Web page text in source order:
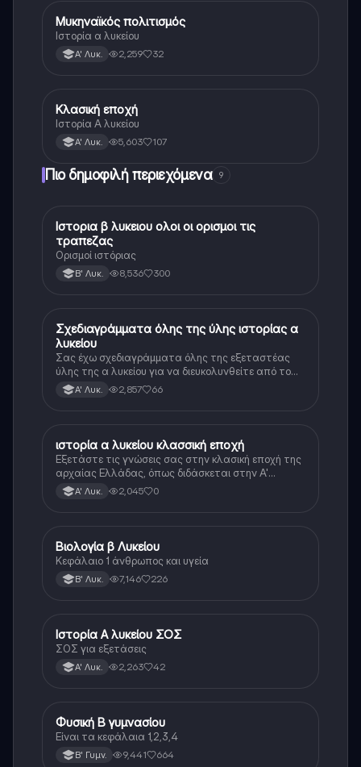
Ιστορία
Μυκηναϊκός πολιτισμός
Ιστορία α λυκείου
Α' Λυκ. 2,259 32
Ιστορία
Κλασική εποχή
Ιστορία Α λυκείου
Α' Λυκ. 5,603 107
Πιο δημοφιλή περιεχόμενα 9
Ιστορία
Ιστορια β λυκειου ολοι οι ορισμοι τις
τραπεζας
Ορισμοί ιστόριας
Β' Λυκ. 8,536 300
Ιστορία
Σχεδιαγράμματα όλης της ύλης ιστορίας α
λυκείου
Σας έχω σχεδιαγράμματα όλης της εξεταστέας
ύλης της α λυκείου για να διευκολυνθείτε από το
τεράστιο βάρος του βιβλίου
Α' Λυκ. 2,857 66
Ιστορία
ιστορία α λυκείου κλασσική εποχή
Εξετάστε τις γνώσεις σας στην κλασική εποχή της
αρχαίας Ελλάδας, όπως διδάσκεται στην Α'
Λυκείου.Α' Λυκ. 2,045 0
Βιολογία
Βιολογία β Λυκείου
Κεφάλαιο 1 άνθρωπος και υγεία
Β' Λυκ. 7,146 226
Ιστορία
Ιστορία Α λυκείου ΣΟΣ
ΣΟΣ για εξετάσεις
Α' Λυκ. 2,263 42
Φυσική
Φυσική Β γυμνασίου
Είναι τα κεφάλαια 1,2,3,4
Β' Γυμν. 9,441 664